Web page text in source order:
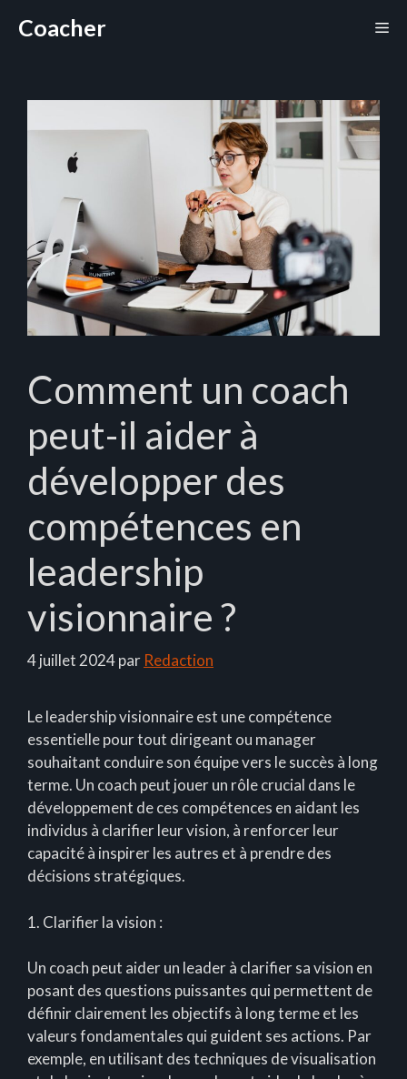
Coacher
Comment un coach
peut-il aider à
développer des
compétences en
leadership
visionnaire ?
4 juillet 2024par Redaction
Le leadership visionnaire est une compétence
essentielle pour tout dirigeant ou manager
souhaitant conduire son équipe vers le succès à long
terme. Un coach peut jouer un rôle crucial dans le
développement de ces compétences en aidant les
individus à clarifier leur vision, à renforcer leur
capacité à inspirer les autres et à prendre des
décisions stratégiques.
1. Clarifier la vision :
Un coach peut aider un leader à clarifier sa vision en
posant des questions puissantes qui permettent de
définir clairement les objectifs à long terme et les
valeurs fondamentales qui guident ses actions. Par
exemple, en utilisant des techniques de visualisation